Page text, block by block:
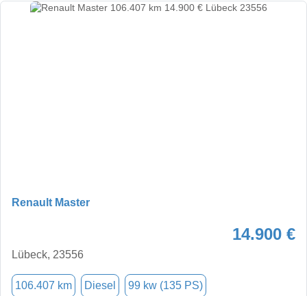
Renault Master
14.900 €
Lübeck, 23556
106.407 km Diesel 99 kw (135 PS)